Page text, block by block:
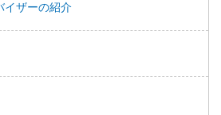
イザーの紹介